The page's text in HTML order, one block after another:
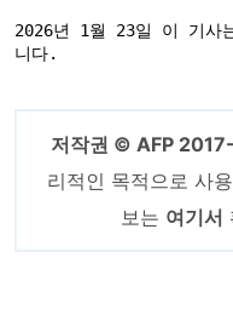
2026년 1월 23일 이 기사
니다.
저작권 © AFP
리적인 목적으로 사
보는 여기서